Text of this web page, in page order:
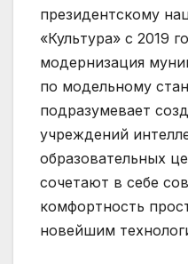
президентскому
«Культура» с 2019
модернизация
по модельному
подразумевает
учреждений
образовательных
сочетают в себе
комфортность
новейшим